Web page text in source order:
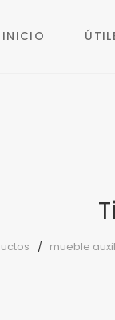
INICIO
mueble